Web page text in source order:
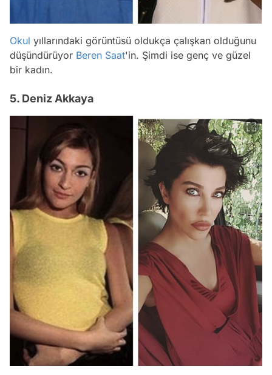
Okul yıllarındaki görüntüsü oldukça çalışkan olduğunu
düşündürüyor Beren Saat'in. Şimdi ise genç ve güzel
bir kadın.
5. Deniz Akkaya